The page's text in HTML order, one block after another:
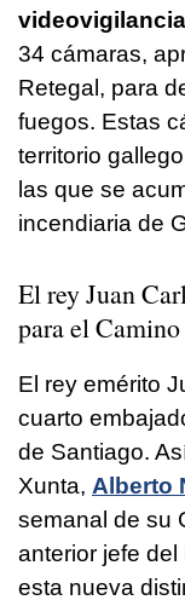
34 cámaras,
Retegal, para
fuegos. Estas
territorio
las que se
incendiaria de
El reyJuan
para el
El rey emérito
cuarto
de Santiago.
Xunta, Alberto
semanal de su
anterior jefe
esta nueva